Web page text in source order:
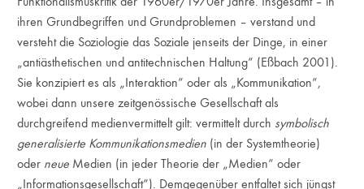
ihren Grundbegriffen und Grundproblemen – verstand und
versteht die Soziologie das Soziale jenseits der Dinge, in einer
„antiästhetischen und antitechnischen Haltung“ (Eßbach 2001).
Sie konzipiert es als „Interaktion“ oder als „Kommunikation“,
wobei dann unsere zeitgenössische Gesellschaft als
durchgreifend medienvermittelt gilt: vermittelt durch symbolisch
generalisierte Kommunikationsmedien (in der Systemtheorie)
oder neue Medien (in jeder Theorie der „Medien“ oder
„Informationsgesellschaft“). Demgegenüber entfaltet sich jüngst